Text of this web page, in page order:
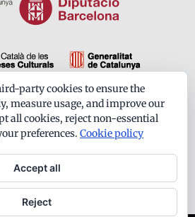
party cookies to ensure the
measure usage, and improve our
all cookies, reject non-essential
preferences. Cookie policy
Accept all
Reject